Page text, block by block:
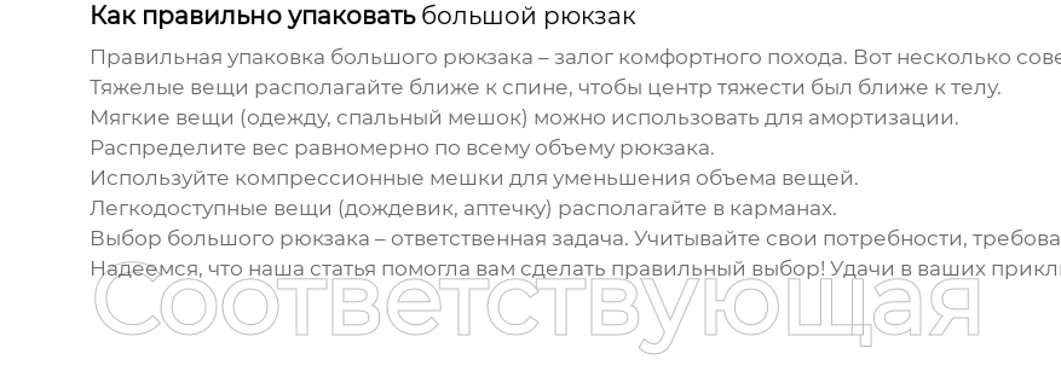
Как правильно упаковать большой рюкзак
Правильная упаковка большого рюкзака – залог комфортного похода. Вот несколько
Тяжелые вещи располагайте ближе к спине, чтобы центр тяжести был ближе к телу.
Мягкие вещи (одежду, спальный мешок) можно использовать для амортизации.
Распределите вес равномерно по всему объему рюкзака.
Используйте компрессионные мешки для уменьшения объема вещей.
Легкодоступные вещи (дождевик, аптечку) располагайте в карманах.
Выбор большого рюкзака – ответственная задача. Учитывайте свои потребности,
Надеемся, что наша статья помогла вам сделать правильный выбор! Удачи в ваших
Соответствующая